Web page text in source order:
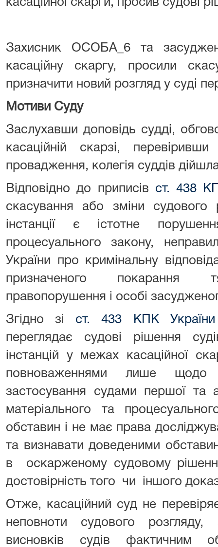
касаційної скарги, просив судові
Захисник ОСОБА_6 та
касаційну скаргу, просили
призначити новий розгляд у суді
Мотиви Суду
Заслухавши доповідь судді,
касаційній скарзі,
провадження, колегія суддів
Відповідно до приписів ст. 438
скасування або зміни судового
інстанції є істотне
процесуального закону,
України про кримінальну
призначеного покарання
правопорушення і особі
Згідно зі ст. 433 КПК України
переглядає судові рішення
інстанцій у межах касаційної
повноваженнями лише щодо
застосування судами першої та
матеріального та
обставин і не має права
та визнавати доведеними
в оскарженому судовому
достовірність того чи іншого
Отже, касаційний суд не
неповноти судового розгляду,
висновків судів фактичним